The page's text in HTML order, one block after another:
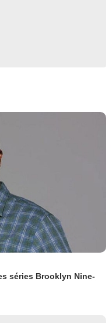
séries Brooklyn Nine-